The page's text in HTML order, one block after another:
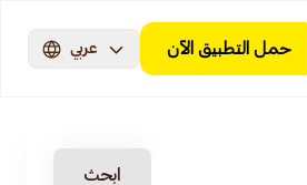
حمل التطبيق الآن عربي
ابحث